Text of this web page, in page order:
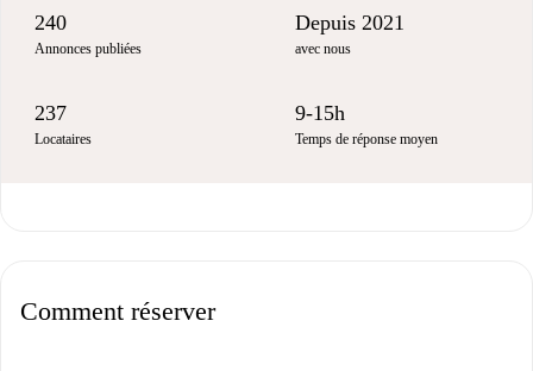
240
Annonces publiées
Depuis 2021
avec nous
237
Locataires
9-15h
Temps de réponse moyen
Comment réserver